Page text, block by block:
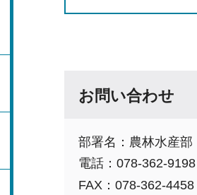
お問い合わせ
部署名：農林水産
電話：078-362-9198
FAX：078-362-4458